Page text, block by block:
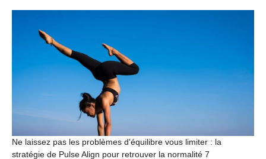
Ne laissez pas les problèmes d'équilibre vous limiter : la
stratégie de Pulse Align pour retrouver la normalité 7